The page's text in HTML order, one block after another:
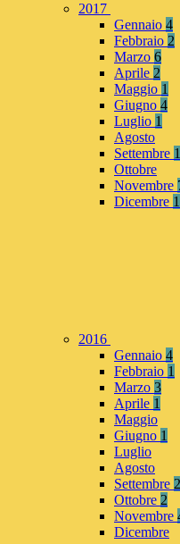
2017
Gennaio 4
Febbraio 2
Marzo 6
Aprile 2
Maggio 1
Giugno 4
Luglio 1
Agosto
Settembre 1
Ottobre
Novembre
Dicembre 1
2016
Gennaio 4
Febbraio 1
Marzo 3
Aprile 1
Maggio
Giugno 1
Luglio
Agosto
Settembre 2
Ottobre 2
Novembre
Dicembre